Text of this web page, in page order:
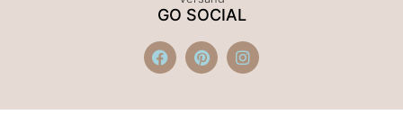
GO SOCIAL